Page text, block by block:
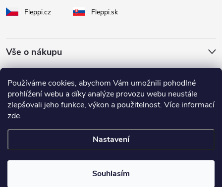
Používáme cookies, abychom Vám umožnili pohodlné
prohlížení webu a díky analýze provozu webu neustále
zlepšovali jeho funkce, výkon a použitelnost. Více informací
zde.
Nastavení
Souhlasím
Fleppi.cz Fleppi.sk
Vše o nákupu
O Fleppi
Inspirace pro vás
Copyright 2026fleppi. Všechna práva vyhrazena.